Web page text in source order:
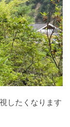
したくなります